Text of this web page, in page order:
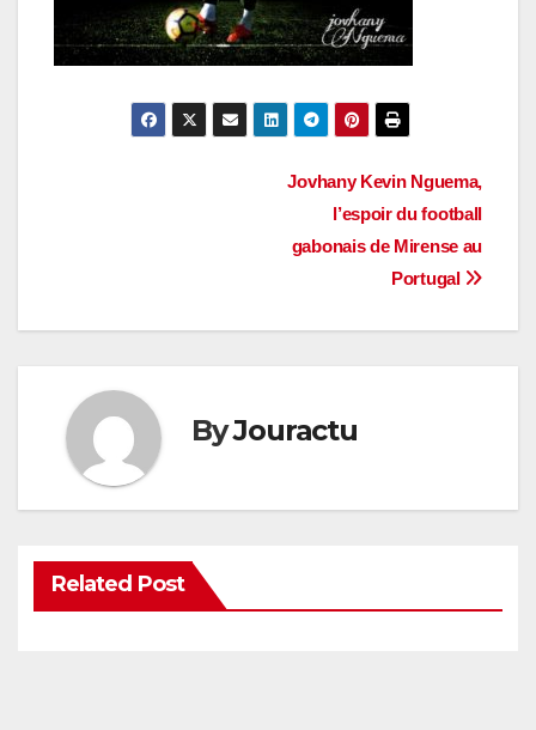
Jovhany Kevin Nguema,
l’espoir du football
gabonais de Mirense au
Portugal
ByJouractu
Related Post